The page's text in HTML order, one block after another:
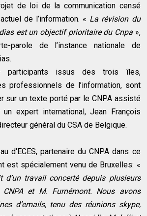
de loi de la communication censé
de l’information. « La révision du
est un objectif prioritaire du Cnpa»,
parole de l’instance nationale de
participants issus des trois îles,
professionnels de l’information, sont
sur un texte porté par le CNPA assisté
expert international, Jean François
général du CSA de Belgique.
d'ECES, partenaire du CNPA dans ce
est spécialement venu de Bruxelles: «
travail concerté depuis plusieurs
et M. Furnémont. Nous avons
d’emails, tenu des réunions skype,